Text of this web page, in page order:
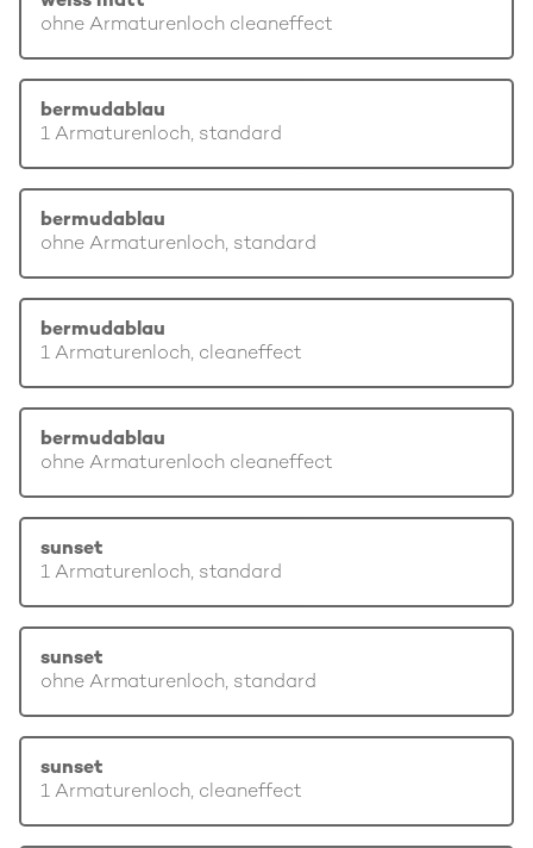
ohne Armaturenloch cleaneffect
bermudablau
1 Armaturenloch, standard
bermudablau
ohne Armaturenloch, standard
bermudablau
1 Armaturenloch, cleaneffect
bermudablau
ohne Armaturenloch cleaneffect
sunset
1 Armaturenloch, standard
sunset
ohne Armaturenloch, standard
sunset
1 Armaturenloch, cleaneffect